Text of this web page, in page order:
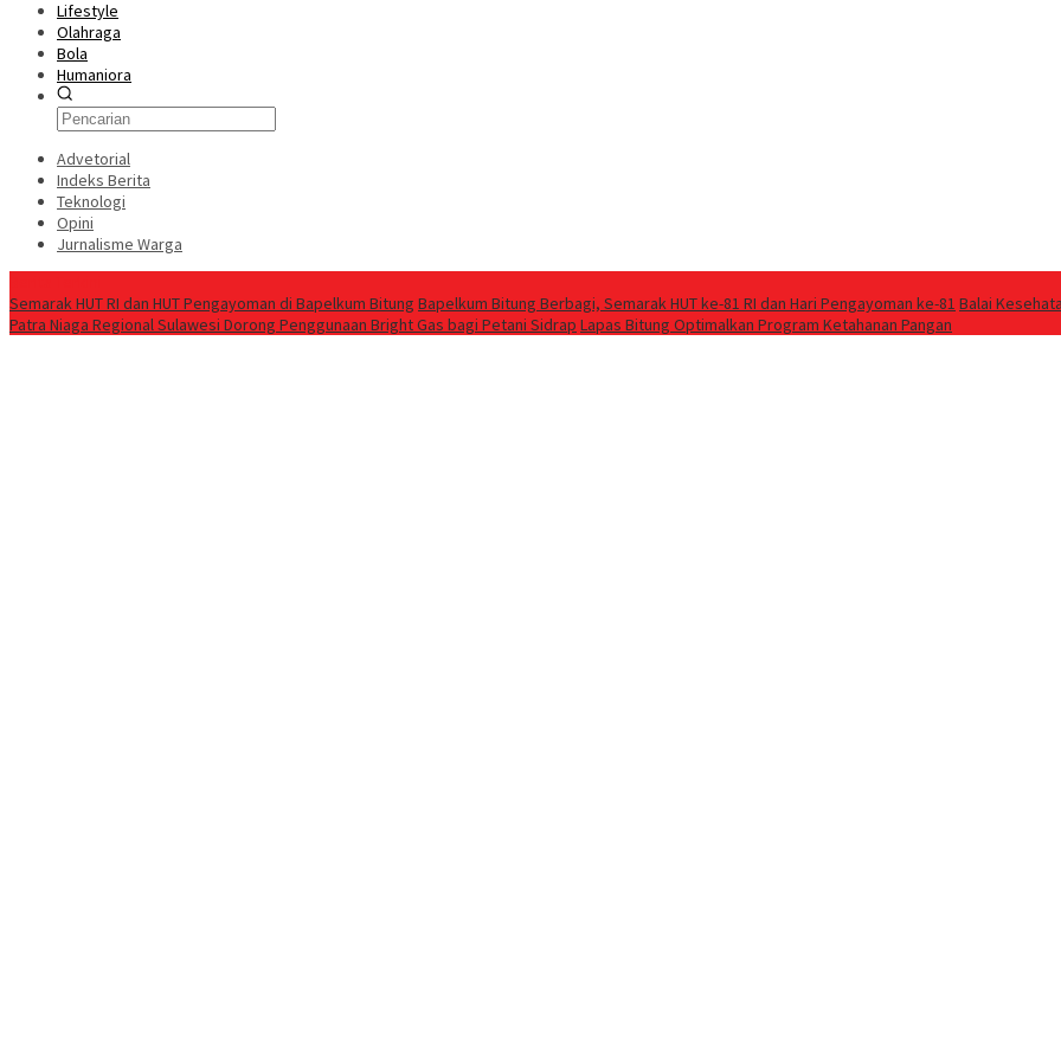
Lifestyle
Olahraga
Bola
Humaniora
Advetorial
Indeks Berita
Teknologi
Opini
Jurnalisme Warga
Semarak HUT RI dan HUT Pengayoman di Bapelkum Bitung ‎Bapelkum Bitung Berbagi, Semarak HUT ke-81 RI dan Hari Pengayoman ke-81 Balai
Patra Niaga Regional Sulawesi Dorong Penggunaan Bright Gas bagi Petani Sidrap Lapas Bitung Optimalkan Program Ketahanan Pangan